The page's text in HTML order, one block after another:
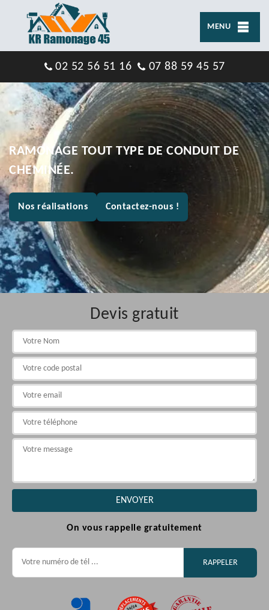
MENU
02 52 56 51 16 07 88 59 45 57
RAMONAGE TOUT TYPE DE CONDUIT DE
CHEMINÉE.
Nos réalisations Contactez-nous !
Devis gratuit
On vous rappelle gratuitement